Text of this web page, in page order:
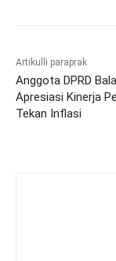
Artikulli paraprak
Anggota DPRD
Apresiasi Kinerja
Tekan Inflasi